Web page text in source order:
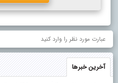
آخرین خبرها